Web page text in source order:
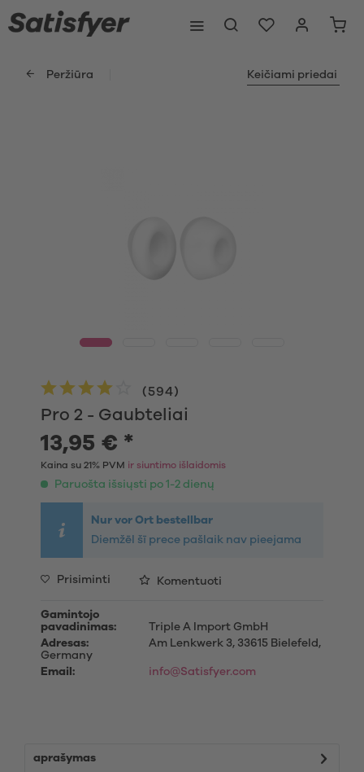
Peržiūra Keičiami priedai
Pro 2 - Gaubteliai
(594)
13,95 € *
Kaina su 21% PVM ir siuntimo išlaidomis
Paruošta išsiųsti po 1-2 dienų
Nur vor Ort bestellbar
Diemžēl šī prece pašlaik nav pieejama
Prisiminti Komentuoti
Gamintojo
pavadinimas:
Triple A Import GmbH
Adresas:
Am Lenkwerk 3, 33615 Bielefeld,
Germany
Email:
info@Satisfyer.com
aprašymas